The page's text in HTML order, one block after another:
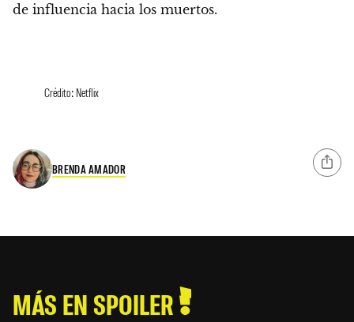
de influencia hacia los muertos.
Crédito: Netflix
BRENDA AMADOR
MÁS EN SPOILER